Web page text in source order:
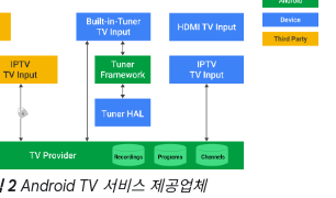
2Android TV 서비스 제공업체